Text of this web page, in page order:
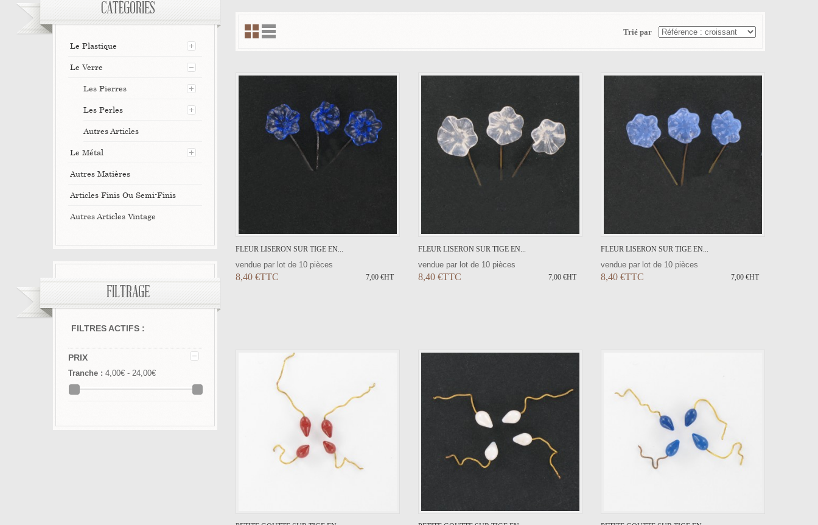
CATÉGORIES
Le Plastique
Le Verre
Les Pierres
Les Perles
Autres Articles
Le Métal
Autres Matières
Articles Finis Ou Semi-Finis
Autres Articles Vintage
FILTRAGE
FILTRES ACTIFS :
PRIX
Tranche : 4,00€ - 24,00€
Trié par
FLEUR LISERON SUR TIGE EN...
vendue par lot de 10 pièces
8,40 €TTC 7,00 €HT
VOIR LE DÉTAIL
FLEUR LISERON SUR TIGE EN...
vendue par lot de 10 pièces
8,40 €TTC 7,00 €HT
FLEUR LISERON SUR TIGE EN...
vendue par lot de 10 pièces
8,40 €TTC 7,00 €HT